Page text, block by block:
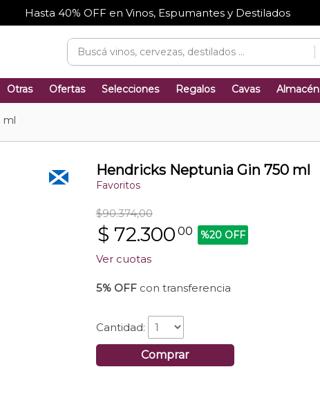
Hasta 40% OFF en Vinos, Espumantes y Destilados
Otras Ofertas Selecciones Regalos Cavas Almacén
ml
Hendricks Neptunia Gin 750 ml
Favoritos
$90.374,00
$ 72.300 00 %20 OFF
Ver cuotas
5% OFFcon transferencia
Cantidad:
Comprar